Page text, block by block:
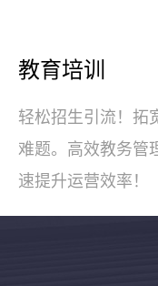
教育培训
轻松招生引流！拓
难题。高效教务管
速提升运营效率！